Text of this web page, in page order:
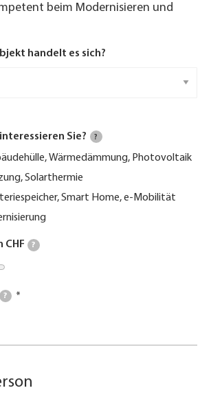
beim Modernisieren und
handelt es sich?
Sie? ?
Wärmedämmung, Photovoltaik
Solarthermie
Smart Home, e-Mobilität
?
?